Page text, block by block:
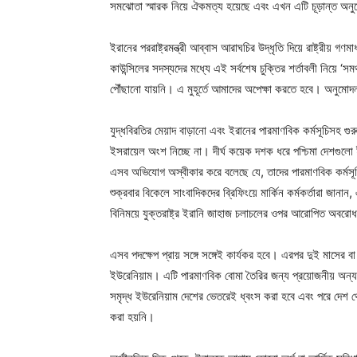
সমঝোতা স্মারক নিয়ে ঐকমত্য হয়েছে এবং এখন এটি চূড়ান্ত
ইরানের পররাষ্ট্রমন্ত্রী আব্বাস আরাঘচির উদ্ধৃতি দিয়ে রাষ্ট্রীয়
কাউন্সিলের সদস্যদের মধ্যে এই সর্বশেষ চুক্তির শর্তাবলী নিয়ে
পৌঁছানো যায়নি। এ মুহূর্তে আমাদের অপেক্ষা করতে হবে। অনুমোদন
যুদ্ধবিরতির মেয়াদ বাড়ানো এবং ইরানের পারমাণবিক
ইসরায়েল অংশ নিচ্ছে না। দীর্ঘ কয়েক দশক ধরে পশ্চিমা
এসব অভিযোগ অস্বীকার করে বলেছে যে, তাদের পারমাণবিক
শুক্রবার বিকেলে সাংবাদিকদের ব্রিফিংয়ে মার্কিন কর্মকর্তারা
বিনিময়ে যুক্তরাষ্ট্র ইরানি জাহাজ চলাচলের ওপর আরোপিত
এসব পদক্ষেপ প্রায় সঙ্গে সঙ্গেই কার্যকর হবে। এরপর দুই
ইউরেনিয়াম। এটি পারমাণবিক বোমা তৈরির জন্য প্রয়োজনীয়
সমৃদ্ধ ইউরেনিয়াম দেশের ভেতরেই ধ্বংস করা হবে এবং পরে দেশ
করা হয়নি।